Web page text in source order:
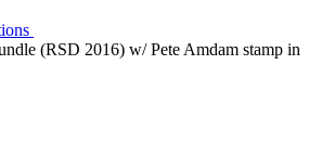
(RSD 2016) w/ Pete Amdam stamp in